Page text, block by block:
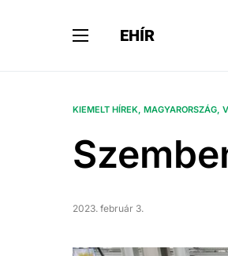
EHÍR
KIEMELT HÍREK MAGYARORSZÁG
2023. február 3.